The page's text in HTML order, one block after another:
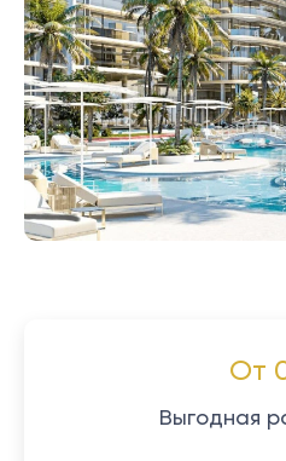
От
Выгодная